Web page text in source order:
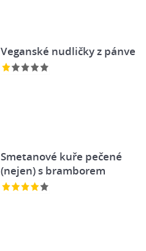
Veganské nudličky z pánve
Smetanové kuře pečené
(nejen) s bramborem